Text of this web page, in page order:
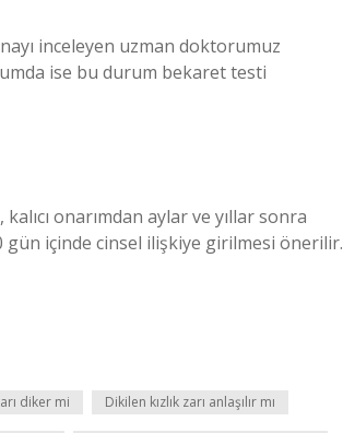
inceleyen uzman doktorumuz
ise bu durum bekaret testi
onarımdan aylar ve yıllar sonra
gün içinde cinsel ilişkiye girilmesi önerilir.
diker mi Dikilen kızlık zarı anlaşılır mı